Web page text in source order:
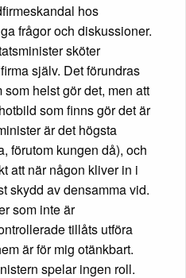
hos
frågor och diskussioner.
sköter
själv. Det förundras
helst gör det, men att
som finns gör det är
är det högsta
förutom kungen då), och
att när någon kliver in i
skydd av densamma vid.
som inte är
tillåts utföra
är för mig otänkbart.
spelar ingen roll.